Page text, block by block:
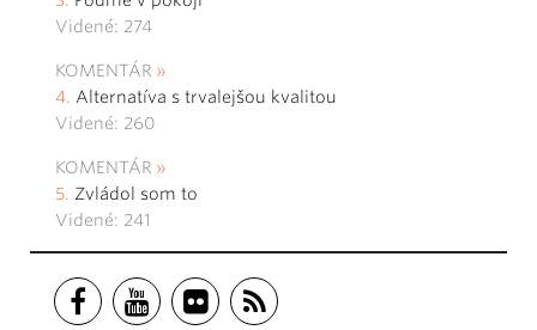
Videné: 274
KOMENTÁR
Alternatíva s trvalejšou kvalitou
Videné: 260
KOMENTÁR
Zvládol som to
Videné: 241